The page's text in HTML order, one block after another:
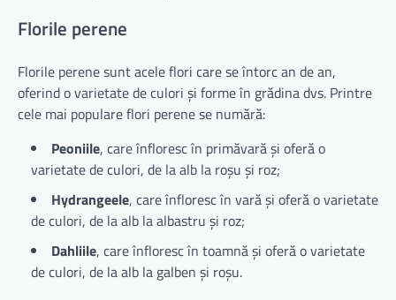
Florile perene
Florile perene sunt acele flori care se întorc an de an,
oferind o varietate de culori și forme în grădina dvs. Printre
cele mai populare flori perene se numără:
Peoniile, care înfloresc în primăvară și oferă o
varietate de culori, de la alb la roșu și roz;
Hydrangeele, care înfloresc în vară și oferă o varietate
de culori, de la alb la albastru și roz;
Dahliile, care înfloresc în toamnă și oferă o varietate
de culori, de la alb la galben și roșu.